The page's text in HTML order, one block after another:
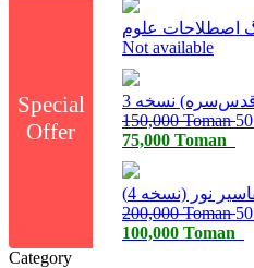
Special
Offer
اصطلاحات علوم
Not available
نسخه 3
150,000 Toman
75,000 Toman
نور (نسخه 4)
200,000 Toman
100,000 Toman
Category